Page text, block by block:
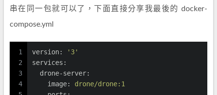
串在同一包就可以了，下面直接分享我最後的 docker-
compose.yml
1
2
3
4
version:
'3'
services:
  drone-server:
    image:
drone/drone:1